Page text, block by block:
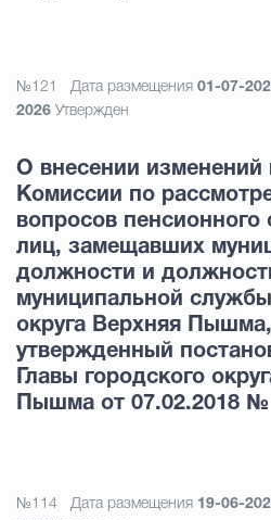
№121 Дата размещения 01-07-
2026 Утвержден
О внесении изменений
Комиссии по
вопросов пенсионного
лиц, замещавших
должности и
муниципальной
округа Верхняя Пышма,
утвержденный
Главы городского
Пышма от 07.02.2018 №
№114 Дата размещения 19-06-